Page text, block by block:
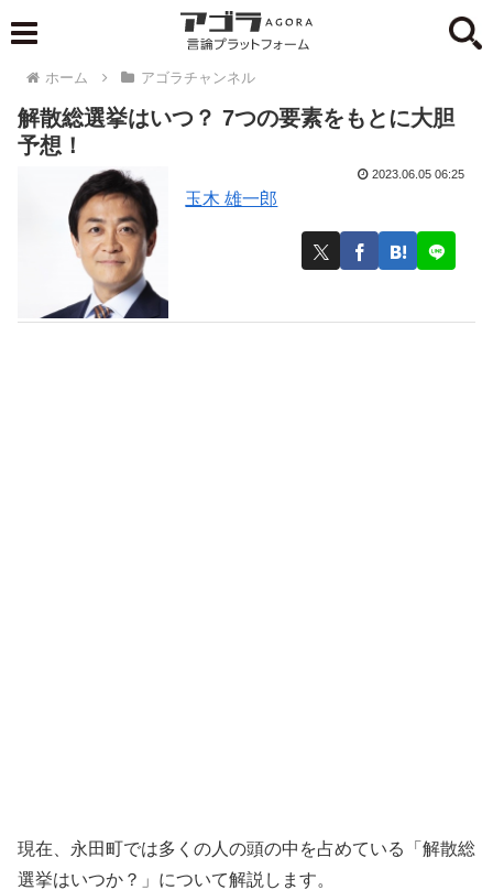
ホーム アゴラチャンネル
解散総選挙はいつ？ 7つの要素をもとに大胆
予想！
玉木 雄一郎
2023.06.05 06:25
現在、永田町では多くの人の頭の中を占めている「解散総
選挙はいつか？」について解説します。